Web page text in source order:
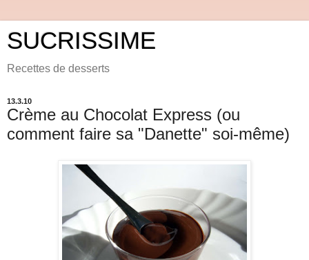
SUCRISSIME
Recettes de desserts
13.3.10
Crème au Chocolat Express (ou
comment faire sa "Danette" soi-même)